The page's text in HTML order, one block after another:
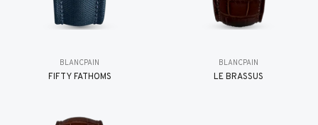
BLANCPAIN
FIFTY FATHOMS
BLANCPAIN
LE BRASSUS